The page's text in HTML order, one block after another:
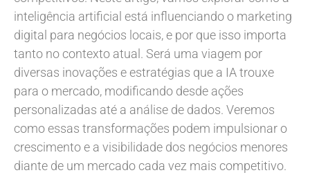
inteligência artificial está influenciando o marketing
digital para negócios locais, e por que isso importa
tanto no contexto atual. Será uma viagem por
diversas inovações e estratégias que a IA trouxe
para o mercado, modificando desde ações
personalizadas até a análise de dados. Veremos
como essas transformações podem impulsionar o
crescimento e a visibilidade dos negócios menores
diante de um mercado cada vez mais competitivo.